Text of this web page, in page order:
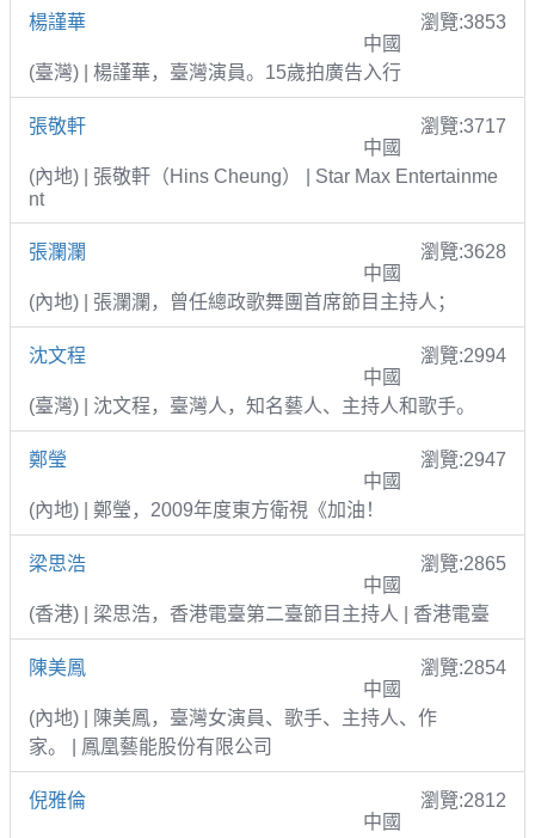
楊謹華
瀏覽:3853
中國
(臺灣) | 楊謹華，臺灣演員。15歲拍廣告入行
張敬軒
瀏覽:3717
中國
(內地) | 張敬軒（Hins Cheung） | Star Max Entertainme
nt
張瀾瀾
瀏覽:3628
中國
(內地) | 張瀾瀾，曾任總政歌舞團首席節目主持人；
沈文程
瀏覽:2994
中國
(臺灣) | 沈文程，臺灣人，知名藝人、主持人和歌手。
鄭瑩
瀏覽:2947
中國
(內地) | 鄭瑩，2009年度東方衛視《加油！
梁思浩
瀏覽:2865
中國
(香港) | 梁思浩，香港電臺第二臺節目主持人 | 香港電臺
陳美鳳
瀏覽:2854
中國
(內地) | 陳美鳳，臺灣女演員、歌手、主持人、作
家。 | 鳳凰藝能股份有限公司
倪雅倫
瀏覽:2812
中國